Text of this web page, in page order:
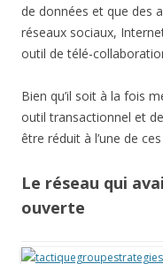
de données et que des
réseaux sociaux,
outil de télé-
Bien qu’il soit à la fois
outil transactionnel et
être réduit à l’une de
Le réseau qui
ouverte